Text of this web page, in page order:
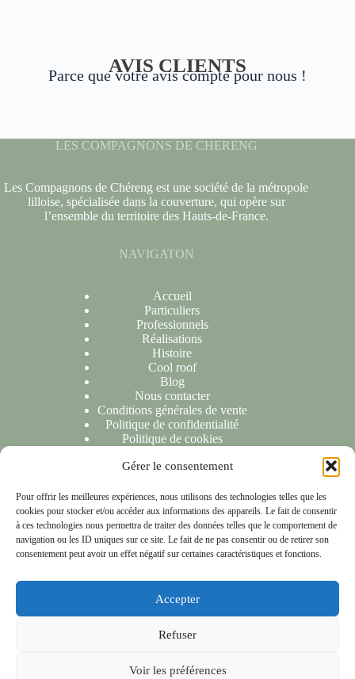
Gérer le consentement
Pour offrir les meilleures expériences, nous utilisons des technologies telles que les
cookies pour stocker et/ou accéder aux informations des appareils. Le fait de consentir
à ces technologies nous permettra de traiter des données telles que le comportement de
navigation ou les ID uniques sur ce site. Le fait de ne pas consentir ou de retirer son
consentement peut avoir un effet négatif sur certaines caractéristiques et fonctions.
Accepter
Refuser
Voir les préférences
AVIS CLIENTS
Parce que votre avis compte pour nous !
LES COMPAGNONS DE CHERENG
Les Compagnons de Chéreng est une société de la métropole
lilloise, spécialisée dans la couverture, qui opère sur
l’ensemble du territoire des Hauts-de-France.
NAVIGATON
Accueil
Particuliers
Professionnels
Réalisations
Histoire
Cool roof
Blog
Nous contacter
Conditions générales de vente
Politique de confidentialité
Politique de cookies
Nous sommes ravis de répondre à toutes vos demandes ou
questions. N'hésitez pas à nous contacter et nous vous
répondrons dans les 24 heures suivant la réception de votre
message.
NOTRE LOCALISATION
Copyright © 2026 - Les compagnons de chéreng